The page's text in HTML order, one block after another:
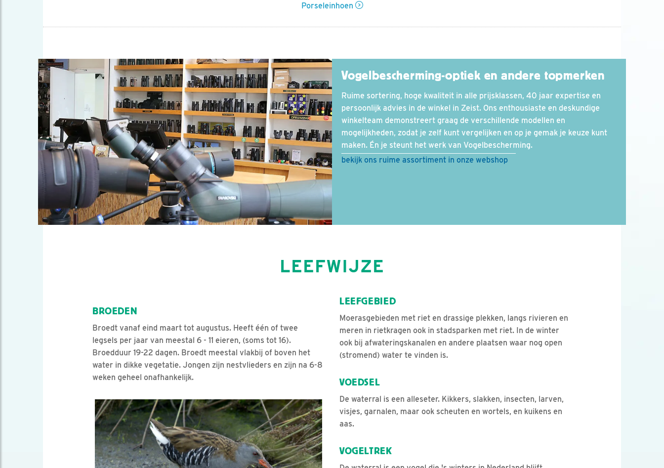
Porseleinhoen
Vogelbescherming-optiek en andere topmerken
Ruime sortering, hoge kwaliteit in alle prijsklassen, 40 jaar expertise en
persoonlijk advies in de winkel in Zeist. Ons enthousiaste en deskundige
winkelteam demonstreert graag de verschillende modellen en
mogelijkheden, zodat je zelf kunt vergelijken en op je gemak je keuze kunt
maken. Én je steunt het werk van Vogelbescherming.
bekijk ons ruime assortiment in onze webshop
LEEFWIJZE
BROEDEN
Broedt vanaf eind maart tot augustus. Heeft één of twee
legsels per jaar van meestal 6 - 11 eieren, (soms tot 16).
Broedduur 19-22 dagen. Broedt meestal vlakbij of boven het
water in dikke vegetatie. Jongen zijn nestvlieders en zijn na 6-8
weken geheel onafhankelijk.
Video in nieuw venster openen
LEEFGEBIED
Moerasgebieden met riet en drassige plekken, langs rivieren en
meren in rietkragen ook in stadsparken met riet. In de winter
ook bij afwateringskanalen en andere plaatsen waar nog open
(stromend) water te vinden is.
VOEDSEL
De waterral is een alleseter. Kikkers, slakken, insecten, larven,
visjes, garnalen, maar ook scheuten en wortels, en kuikens en
aas.
VOGELTREK